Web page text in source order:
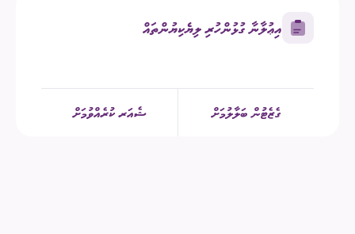
އިޢުލާނާ ގުޅުންހުރި ލިޔެކިޔުންތައް
ގެޒެޓުން ބަލާލުމަށް ޝެއަރ ކުރެއްވުމަށް